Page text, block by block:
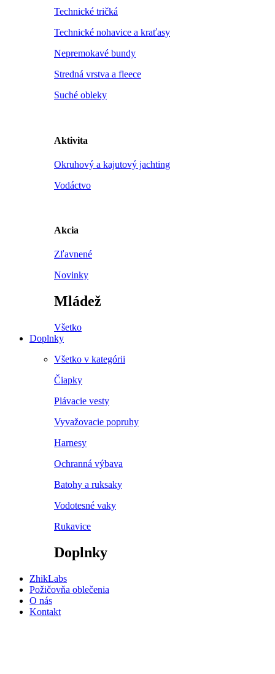
Technické tričká
Technické nohavice a kraťasy
Nepremokavé bundy
Stredná vrstva a fleece
Suché obleky
Aktivita
Okruhový a kajutový jachting
Vodáctvo
Akcia
Zľavnené
Novinky
Mládež
Všetko
Doplnky
Všetko v kategórii
Čiapky
Plávacie vesty
Vyvažovacie popruhy
Harnesy
Ochranná výbava
Batohy a ruksaky
Vodotesné vaky
Rukavice
Doplnky
ZhikLabs
Požičovňa oblečenia
O nás
Kontakt